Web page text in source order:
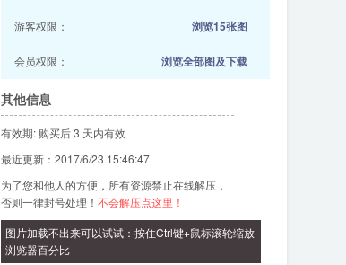
游客权限： 浏览15张图
会员权限： 浏览全部图及下载
其他信息
有效期: 购买后 3 天内有效
最近更新：2017/6/23 15:46:47
为了您和他人的方便，所有资源禁止在线解压，
否则一律封号处理！ 不会解压点这里！
图片加载不出来可以试试：按住Ctrl键+鼠标滚轮缩放
浏览器百分比